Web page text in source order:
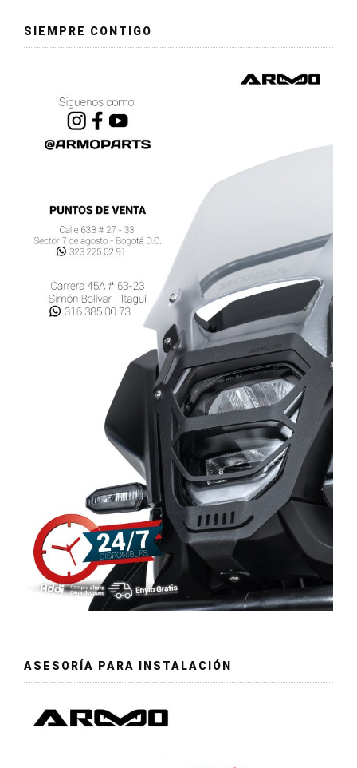
SIEMPRE CONTIGO
ASESORÍA PARA INSTALACIÓN